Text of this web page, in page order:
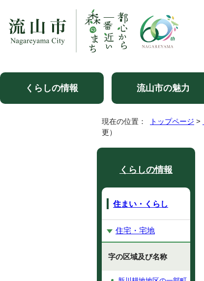
くらしの情報 流山市の魅力
現在の位置： トップページ >
更）
くらしの情報
住まい・くらし
住宅・宅地
字の区域及び名称